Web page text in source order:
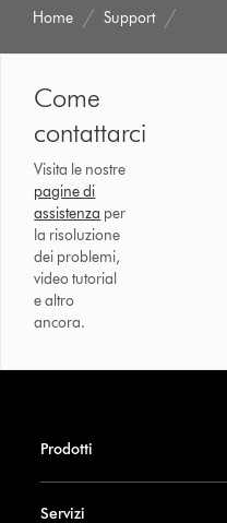
Home Support
Come
contattarci
Visita le nostre
pagine di
assistenza per
la risoluzione
dei problemi,
video tutorial
e altro
ancora.
Prodotti
Servizi